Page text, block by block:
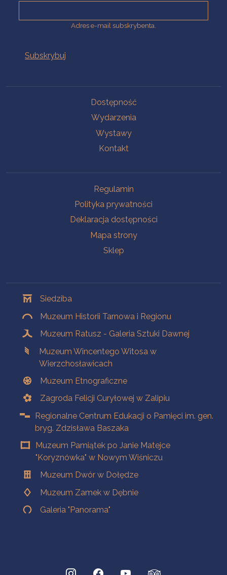
Adres e-mail subskrybenta.
Dostępność
Wydarzenia
Wystawy
Kontakt
Regulamin
Polityka prywatności
Deklaracja dostępności
Mapa strony
Sklep
Siedziba
Muzeum Historii Tarnowa i Regionu
Muzeum Ratusz - Galeria Sztuki Dawnej
Muzeum Wincentego Witosa w
Wierzchosławicach
Muzeum Etnograficzne
Zagroda Felicji Curyłowej w Zalipiu
Regionalne Centrum Edukacji o Pamięci im. gen.
bryg. Zdzisława Baszaka
Muzeum Pamiątek po Janie Matejce
"Koryznówka" w Nowym Wiśniczu
Muzeum Dwór w Dołędze
Muzeum Zamek w Dębnie
Galeria "Panorama"